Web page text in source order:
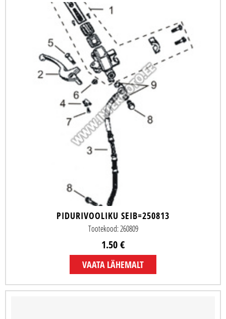
PIDURIVOOLIKU SEIB=250813
Tootekood: 260809
1.50 €
VAATA LÄHEMALT